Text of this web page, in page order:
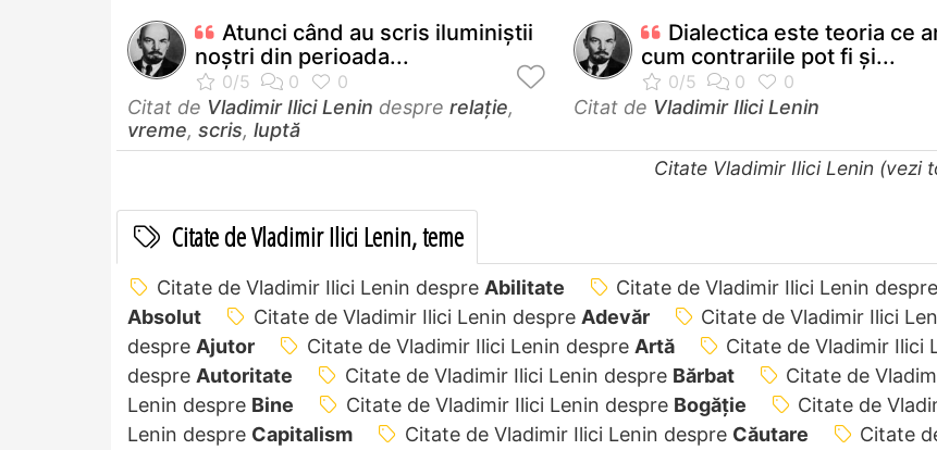
Atunci când au scris iluminiştii
noştri din perioada...
Citat de Vladimir Ilici Lenin despre relație,
vreme, scris, luptă
Dialectica este teoria ce
cum contrariile pot fi şi...
Citat de Vladimir Ilici Lenin
Citate Vladimir Ilici Lenin (vezi
Citate de Vladimir Ilici Lenin, teme
Citate de Vladimir Ilici Lenin despre Abilitate
Citate de Vladimir Ilici Lenin despre
Absolut
Citate de Vladimir Ilici Lenin despre Adevăr
Citate de Vladimir Ilici
despre Ajutor Citate de Vladimir Ilici Lenin despre Artă
Citate de Vladimir Ilici
despre Autoritate Citate de Vladimir Ilici Lenin despre Bărbat
Citate de
Lenin despre Bine Citate de Vladimir Ilici Lenin despre Bogăție
Citate de
Lenin despre Capitalism Citate de Vladimir Ilici Lenin despre Căutare
Citate